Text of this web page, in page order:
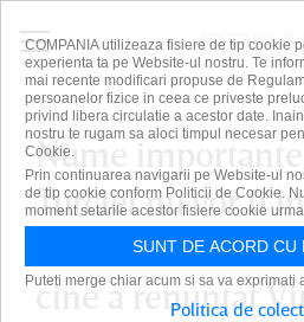
Nume importante
Turciei nu vor fi
meciul contra
cine a renunţat
COMPANIA utilizeaza fisiere de tip cookie
experienta ta pe Website-ul nostru. Te
mai recente modificari propuse de
persoanelor fizice in ceea ce priveste
privind libera circulatie a acestor date.
nostru te rugam sa aloci timpul necesar
Cookie.
Prin continuarea navigarii pe Website-ul
de tip cookie conform Politicii de Cookie.
moment setarile acestor fisiere cookie
SUNT DE ACORD
Puteti merge chiar acum si sa va
Politica de